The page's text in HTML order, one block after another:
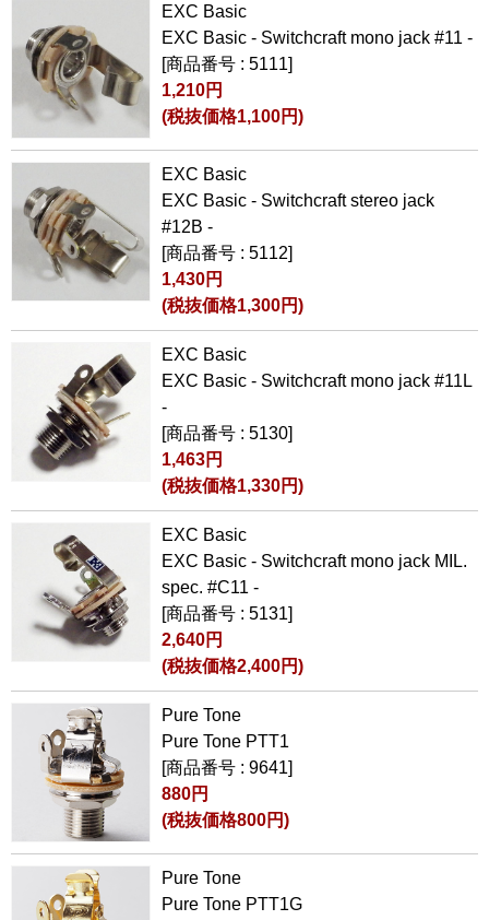
EXC Basic
EXC Basic - Switchcraft mono jack #11 -
[商品番号 : 5111]
1,210円
(税抜価格1,100円)
EXC Basic
EXC Basic - Switchcraft stereo jack
#12B -
[商品番号 : 5112]
1,430円
(税抜価格1,300円)
EXC Basic
EXC Basic - Switchcraft mono jack #11L
-
[商品番号 : 5130]
1,463円
(税抜価格1,330円)
EXC Basic
EXC Basic - Switchcraft mono jack MIL.
spec. #C11 -
[商品番号 : 5131]
2,640円
(税抜価格2,400円)
Pure Tone
Pure Tone PTT1
[商品番号 : 9641]
880円
(税抜価格800円)
Pure Tone
Pure Tone PTT1G